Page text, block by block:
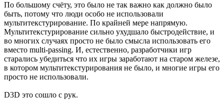
По большому счёту, это было не так важно как должно было
быть, потому что люди особо не использовали
мультитекстурирование. По крайней мере напрямую.
Мультитекстурирование сильно ухудшало быстродействие, и
во многих случаях просто не было смысла использовать его
вместо multi-passing. И, естественно, разработчики игр
старались убедиться что их игры заработают на старом железе,
в котором мультитекстурирования не было, и многие игры его
просто не использовали.
D3D это сошло с рук.